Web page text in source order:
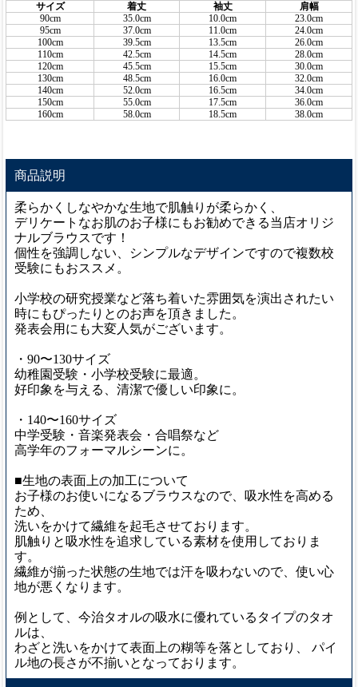
サイズ 着丈 袖丈
肩幅
90cm
35.0cm 10.0cm
23.0cm
95cm
37.0cm 11.0cm
24.0cm
100cm
39.5cm 13.5cm
26.0cm
110cm
42.5cm 14.5cm
28.0cm
120cm
45.5cm 15.5cm
30.0cm
130cm
48.5cm 16.0cm
32.0cm
140cm
52.0cm 16.5cm
34.0cm
150cm
55.0cm 17.5cm
36.0cm
160cm
58.0cm 18.5cm 38.0cm
商品説明
柔らかくしなやかな生地で肌触りが柔らかく、
デリケートなお肌のお子様にもお勧めできる当店オリジ
ナルブラウスです！
個性を強調しない、シンプルなデザインですので複数校
受験にもおススメ。
小学校の研究授業など落ち着いた雰囲気を演出されたい
時にもぴったりとのお声を頂きました。
発表会用にも大変人気がございます。
・90〜130サイズ
幼稚園受験・小学校受験に最適。
好印象を与える、清潔で優しい印象に。
・140〜160サイズ
中学受験・音楽発表会・合唱祭など
高学年のフォーマルシーンに。
■生地の表面上の加工について
お子様のお使いになるブラウスなので、吸水性を高める
ため、
洗いをかけて繊維を起毛させております。
肌触りと吸水性を追求している素材を使用しておりま
す。
繊維が揃った状態の生地では汗を吸わないので、使い心
地が悪くなります。
例として、今治タオルの吸水に優れているタイプのタオ
ルは、
わざと洗いをかけて表面上の糊等を落としており、 パイ
ル地の長さが不揃いとなっております。